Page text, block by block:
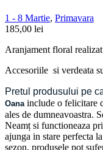
1 - 8 Martie, Primavara
185,00 lei
Aranjament floral
Accesoriile si verdeata
Pretul produsului pe
Oana include o felicitare
ales de dumneavoastra.
Neamț si functioneaza
ajunga in stare perfecta
sezon, produsele pot